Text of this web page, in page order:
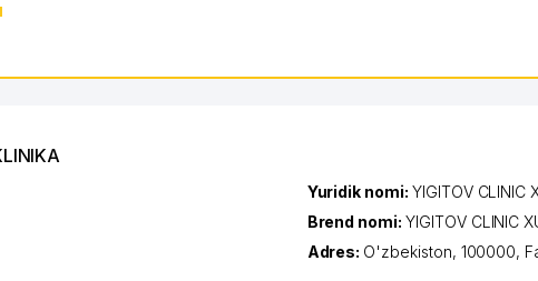
Yuridik nomi: YIGITOV CLINIC
Brend nomi: YIGITOV CLINIC
Adres: O'zbekiston, 100000,